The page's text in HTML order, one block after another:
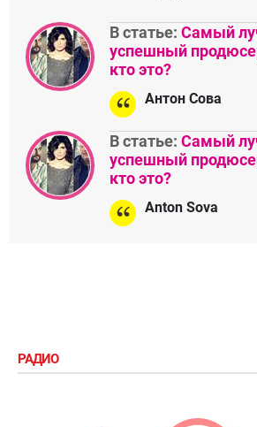
В статье: Самый
успешный
кто это?
Антон Сова
В статье: Самый
успешный
кто это?
Anton Sova
РАДИО